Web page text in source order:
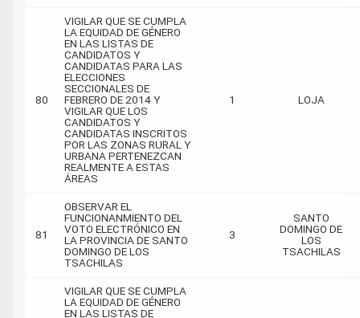
80
VIGILAR QUE SE CUMPLA
LA EQUIDAD DE GÉNERO
EN LAS LISTAS DE
CANDIDATOS Y
CANDIDATAS PARA LAS
ELECCIONES
SECCIONALES DE
FEBRERO DE 2014 Y
VIGILAR QUE LOS
CANDIDATOS Y
CANDIDATAS INSCRITOS
POR LAS ZONAS RURAL Y
URBANA PERTENEZCAN
REALMENTE A ESTAS
ÁREAS
1 LOJA
81
OBSERVAR EL
FUNCIONANMIENTO DEL
VOTO ELECTRÓNICO EN
LA PROVINCIA DE SANTO
DOMINGO DE LOS
TSACHILAS
3
SANTO
DOMINGO DE
LOS
TSACHILAS
VIGILAR QUE SE CUMPLA
LA EQUIDAD DE GÉNERO
EN LAS LISTAS DE